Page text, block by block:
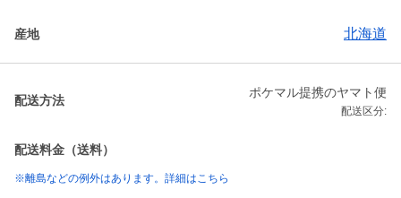
産地 北海道
配送方法
ポケマル提携のヤマト便
配送区分:
配送料金（送料）
※離島などの例外はあります。詳細はこちら